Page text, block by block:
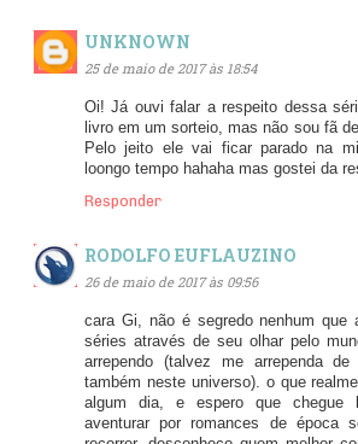
UNKNOWN
25 de maio de 2017 às 18:54
Oi! Já ouvi falar a respeito dessa
livro em um sorteio, mas não sou fã
Pelo jeito ele vai ficar parado na
loongo tempo hahaha mas gostei da
Responder
RODOLFO EUFLAUZINO
26 de maio de 2017 às 09:56
cara Gi, não é segredo nenhum que
séries através de seu olhar pelo
arrependo (talvez me arrependa
também neste universo). o que
algum dia, e espero que chegue
aventurar por romances de época